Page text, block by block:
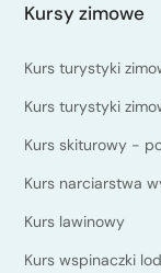
Kursy zimowe
Kurs turystyki
Kurs turystyki
Kurs skiturowy -
Kurs narciarstwa
Kurs lawinowy
Kurs wspinaczki